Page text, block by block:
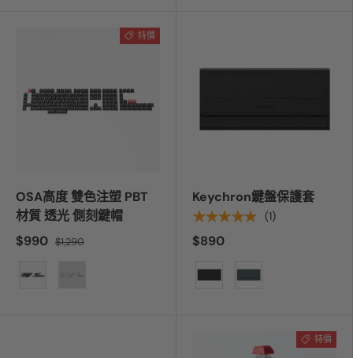
特價
OSA高度 雙色注塑 PBT
材質 透光 側刻鍵帽
$990 $1,290
Keychron鍵盤保護套
★★★★★ (1)
$890
顏色
特價